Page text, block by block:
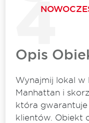
Opis
Wynajmij lokal w
Manhattan i
która
klientów. Obiekt